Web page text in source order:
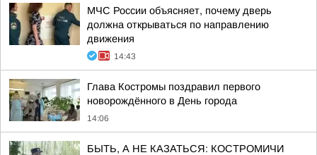
МЧС России объясняет, почему дверь
должна открываться по направлению
движения
14:43
Глава Костромы поздравил первого
новорождённого в День города
14:06
БЫТЬ, А НЕ КАЗАТЬСЯ: КОСТРОМИЧИ